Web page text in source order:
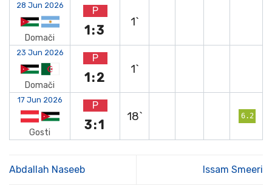
28 Jun 2026
Domači
P
1:3
1`
23 Jun 2026
Domači
P
1:2
1`
17 Jun 2026
Gosti
P
3:1
18` 6.2
Abdallah Naseeb Issam Smeeri